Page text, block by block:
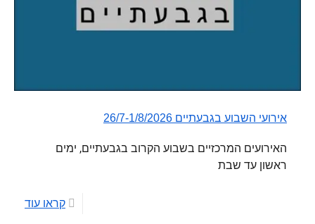
אירועי השבוע בגבעתיים 26/7-1/8/2026
האירועים המרכזיים בשבוע הקרוב בגבעתיים, ימים
ראשון עד שבת
קראו עוד